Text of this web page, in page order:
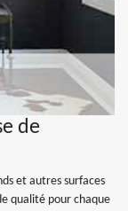
de
et autres surfaces
qualité pour chaque